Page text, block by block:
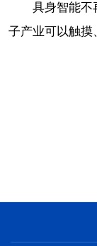
具身智能不
子产业可以触摸